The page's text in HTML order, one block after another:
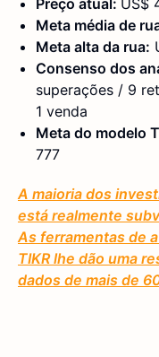
Preço atual: US$
Meta média de
Meta alta da rua:
Consenso dos
superações / 9
1 venda
Meta do modelo
777
A maioria dos
está realmente
As ferramentas de
TIKR lhe dão uma
dados de mais de